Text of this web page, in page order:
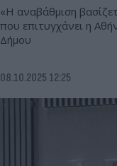
«Η αναβάθμιση
που επιτυγχάνει η
Δήμου
08.10.2025 12:25